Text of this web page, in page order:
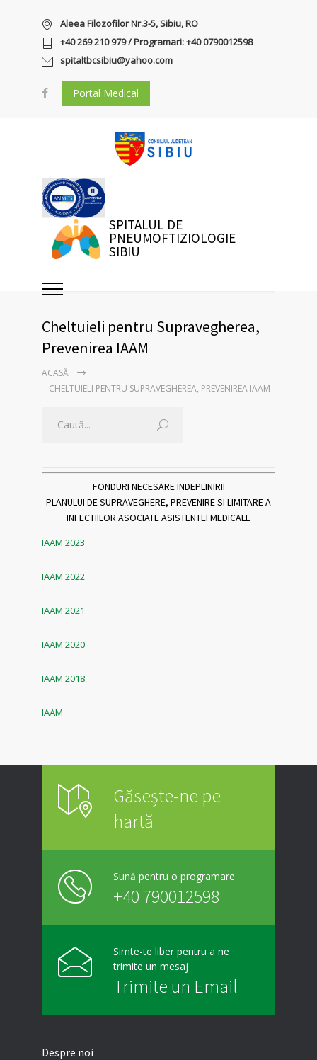
Aleea Filozofilor Nr.3-5, Sibiu, RO
+40 269 210 979 / Programari: +40 0790012598
spitaltbcsibiu@yahoo.com
Portal Medical
SPITALUL DE
PNEUMOFTIZIOLOGIE
SIBIU
Cheltuieli pentru Supravegherea,
Prevenirea IAAM
ACASĂ
CHELTUIELI PENTRU SUPRAVEGHEREA, PREVENIREA IAAM
FONDURI NECESARE INDEPLINIRII
PLANULUI DE SUPRAVEGHERE, PREVENIRE SI LIMITARE A
INFECTIILOR ASOCIATE ASISTENTEI MEDICALE
IAAM 2023
IAAM 2022
IAAM 2021
IAAM 2020
IAAM 2018
IAAM
Găsește-ne pe
hartă
Sună pentru o programare
+40 790012598
Simte-te liber pentru a ne
trimite un mesaj
Trimite un Email
Despre noi